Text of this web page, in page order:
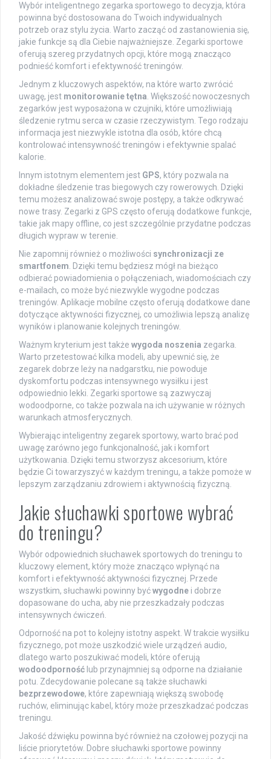
Wybór inteligentnego zegarka sportowego to decyzja, która
powinna być dostosowana do Twoich indywidualnych
potrzeb oraz stylu życia. Warto zacząć od zastanowienia się,
jakie funkcje są dla Ciebie najważniejsze. Zegarki sportowe
oferują szereg przydatnych opcji, które mogą znacząco
podnieść komfort i efektywność treningów.
Jednym z kluczowych aspektów, na które warto zwrócić
uwagę, jest monitorowanie tętna. Większość nowoczesnych
zegarków jest wyposażona w czujniki, które umożliwiają
śledzenie rytmu serca w czasie rzeczywistym. Tego rodzaju
informacja jest niezwykle istotna dla osób, które chcą
kontrolować intensywność treningów i efektywnie spalać
kalorie.
Innym istotnym elementem jest GPS, który pozwala na
dokładne śledzenie tras biegowych czy rowerowych. Dzięki
temu możesz analizować swoje postępy, a także odkrywać
nowe trasy. Zegarki z GPS często oferują dodatkowe funkcje,
takie jak mapy offline, co jest szczególnie przydatne podczas
długich wypraw w terenie.
Nie zapomnij również o możliwości synchronizacji ze
smartfonem. Dzięki temu będziesz mógł na bieżąco
odbierać powiadomienia o połączeniach, wiadomościach czy
e-mailach, co może być niezwykle wygodne podczas
treningów. Aplikacje mobilne często oferują dodatkowe dane
dotyczące aktywności fizycznej, co umożliwia lepszą analizę
wyników i planowanie kolejnych treningów.
Ważnym kryterium jest także wygoda noszenia zegarka.
Warto przetestować kilka modeli, aby upewnić się, że
zegarek dobrze leży na nadgarstku, nie powoduje
dyskomfortu podczas intensywnego wysiłku i jest
odpowiednio lekki. Zegarki sportowe są zazwyczaj
wodoodporne, co także pozwala na ich używanie w różnych
warunkach atmosferycznych.
Wybierając inteligentny zegarek sportowy, warto brać pod
uwagę zarówno jego funkcjonalność, jak i komfort
użytkowania. Dzięki temu stworzysz akcesorium, które
będzie Ci towarzyszyć w każdym treningu, a także pomoże w
lepszym zarządzaniu zdrowiem i aktywnością fizyczną.
Jakie słuchawki sportowe wybrać
do treningu?
Wybór odpowiednich słuchawek sportowych do treningu to
kluczowy element, który może znacząco wpłynąć na
komfort i efektywność aktywności fizycznej. Przede
wszystkim, słuchawki powinny byćwygodne i dobrze
dopasowane do ucha, aby nie przeszkadzały podczas
intensywnych ćwiczeń.
Odporność na pot to kolejny istotny aspekt. W trakcie wysiłku
fizycznego, pot może uszkodzić wiele urządzeń audio,
dlatego warto poszukiwać modeli, które oferują
wodoodporność lub przynajmniej są odporne na działanie
potu. Zdecydowanie polecane są także słuchawki
bezprzewodowe, które zapewniają większą swobodę
ruchów, eliminując kabel, który może przeszkadzać podczas
treningu.
Jakość dźwięku powinna być również na czołowej pozycji na
liście priorytetów. Dobre słuchawki sportowe powinny